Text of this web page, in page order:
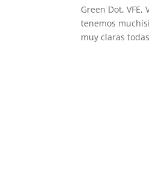
Green Dot, VFE,
tenemos
muy claras